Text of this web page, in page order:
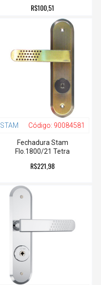
R$100,51
STAM Código: 90084581
Fechadura Stam
Flo.1800/21 Tetra
R$221,98